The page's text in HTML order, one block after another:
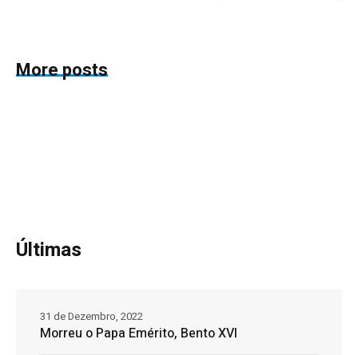
More posts
Últimas
Morreu o Papa Emérito, Bento XVI
31 de Dezembro, 2022